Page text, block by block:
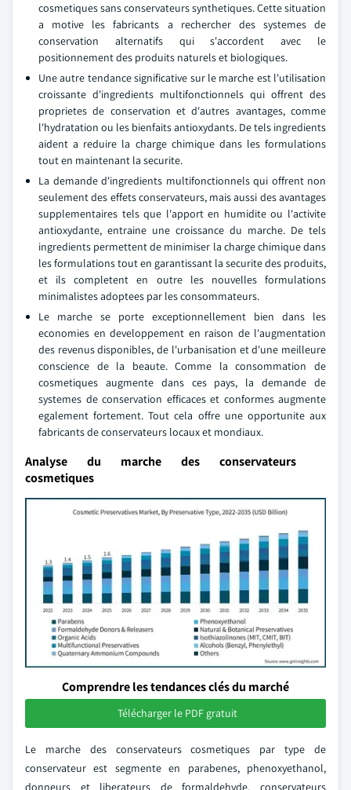
cosmetiques sans conservateurs synthetiques. Cette situation
a motive les fabricants a rechercher des systemes de
conservation alternatifs qui s'accordent avec le
positionnement des produits naturels et biologiques.
Une autre tendance significative sur le marche est l'utilisation
croissante d'ingredients multifonctionnels qui offrent des
proprietes de conservation et d'autres avantages, comme
l'hydratation ou les bienfaits antioxydants. De tels ingredients
aident a reduire la charge chimique dans les formulations
tout en maintenant la securite.
La demande d'ingredients multifonctionnels qui offrent non
seulement des effets conservateurs, mais aussi des avantages
supplementaires tels que l'apport en humidite ou l'activite
antioxydante, entraine une croissance du marche. De tels
ingredients permettent de minimiser la charge chimique dans
les formulations tout en garantissant la securite des produits,
et ils completent en outre les nouvelles formulations
minimalistes adoptees par les consommateurs.
Le marche se porte exceptionnellement bien dans les
economies en developpement en raison de l'augmentation
des revenus disponibles, de l'urbanisation et d'une meilleure
conscience de la beaute. Comme la consommation de
cosmetiques augmente dans ces pays, la demande de
systemes de conservation efficaces et conformes augmente
egalement fortement. Tout cela offre une opportunite aux
fabricants de conservateurs locaux et mondiaux.
Analyse du marche des conservateurs
cosmetiques
Comprendre les tendances clés du marché
Télécharger le PDF gratuit
Le marche des conservateurs cosmetiques par type de
conservateur est segmente en parabenes, phenoxyethanol,
donneurs et liberateurs de formaldehyde, conservateurs